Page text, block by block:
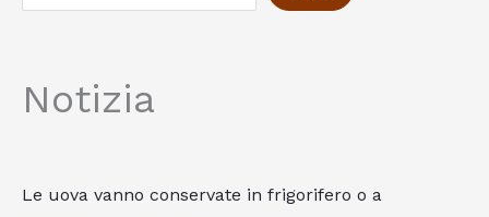
Notizia
Le uova vanno conservate in frigorifero o a